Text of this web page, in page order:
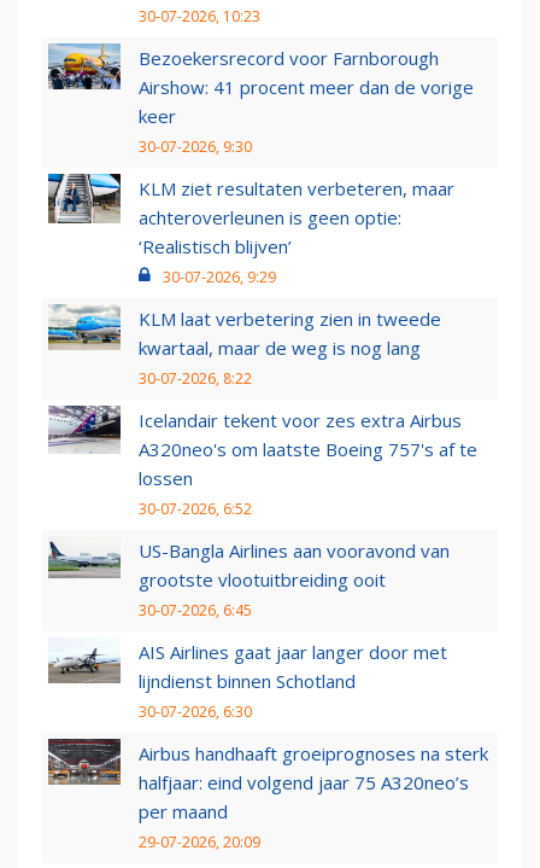
30-07-2026, 10:23
Bezoekersrecord voor Farnborough
Airshow: 41 procent meer dan de vorige
keer
30-07-2026, 9:30
KLM ziet resultaten verbeteren, maar
achteroverleunen is geen optie:
‘Realistisch blijven’
30-07-2026, 9:29
KLM laat verbetering zien in tweede
kwartaal, maar de weg is nog lang
30-07-2026, 8:22
Icelandair tekent voor zes extra Airbus
A320neo's om laatste Boeing 757's af te
lossen
30-07-2026, 6:52
US-Bangla Airlines aan vooravond van
grootste vlootuitbreiding ooit
30-07-2026, 6:45
AIS Airlines gaat jaar langer door met
lijndienst binnen Schotland
30-07-2026, 6:30
Airbus handhaaft groeiprognoses na sterk
halfjaar: eind volgend jaar 75 A320neo’s
per maand
29-07-2026, 20:09